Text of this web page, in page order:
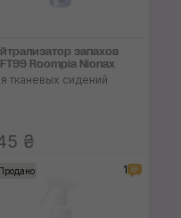
запа­хов
Roompia Nionax
тканевых сидений
₴
1